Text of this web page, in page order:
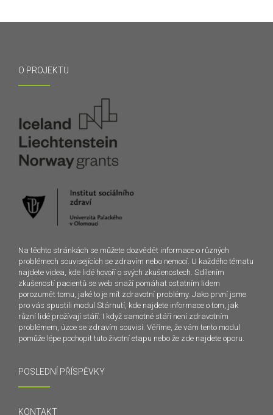
O PROJEKTU
Na těchto stránkách se můžete dozvědět informace o různých
problémech souvisejících se zdravím nebo nemocí. U každého tématu
najdete videa, kde lidé hovoří o svých zkušenostech. Sdílením
zkušeností pacientů se web snaží pomáhat ostatním lidem
porozumět tomu, jaké to je mít zdravotní problémy. Jako první jsme
pro vás spustili modul Stárnutí, kde najdete informace o tom, jak
různí lidé prožívají stáří. I když samotné stáří není zdravotním
problémem, úzce se zdravím souvisí. Věříme, že vám tento modul
pomůže lépe pochopit tuto životní etapu nebo že zde najdete oporu.
POSLEDNÍ PŘÍSPĚVKY
KONTAKT